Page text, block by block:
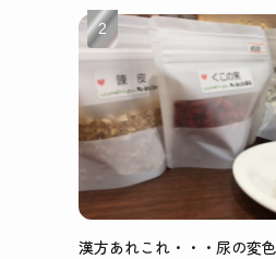
漢方あれこれ・・・尿の変